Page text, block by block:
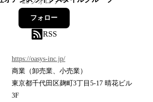
フォロー
RSS
https://oasys-inc.jp/
商業（卸売業、小売業）
東京都千代田区麹町3丁目5-17 晴花ビル
3F